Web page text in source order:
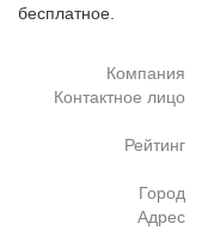
бесплатное.
Компания
Контактное лицо
Рейтинг
Город
Адрес